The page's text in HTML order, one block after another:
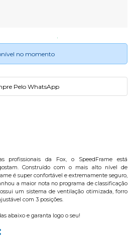
no momento
Pelo WhatsApp
profissionais da Fox, o SpeedFrame est
Construído com o mais alto nível de
é super confortável e extremamente seguro,
a maior nota no programa de classificação
um sistema de ventilação otimizada, forro
com 3 posições.
abaixo e garanta logo o seu!